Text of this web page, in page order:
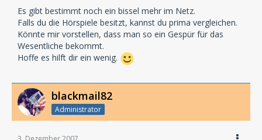
Es gibt bestimmt noch ein bissel mehr im Netz.
Falls du die Hörspiele besitzt, kannst du prima vergleichen.
Könnte mir vorstellen, dass man so ein Gespür für das
Wesentliche bekommt.
Hoffe es hilft dir ein wenig.
blackmail82
Administrator